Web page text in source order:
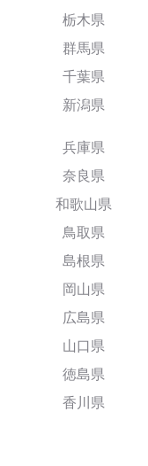
栃木県
群馬県
千葉県
新潟県
兵庫県
奈良県
和歌山県
鳥取県
島根県
岡山県
広島県
山口県
徳島県
香川県